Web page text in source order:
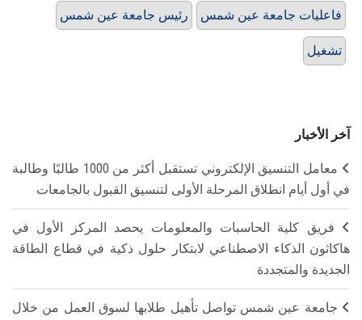
رئيس جامعة عين شمس فاعليات جامعة عين شمس
تشغيل
آخر الأخبار
معامل التنسيق الإلكتروني تستقبل أكثر من 1000 طالبًا وطالبة
في أول أيام انطلاق المرحلة الأولى لتنسيق القبول بالجامعات
فريق كلية الحاسبات والمعلومات يحصد المركز الأول في
هاكاثون الذكاء الاصطناعي لابتكار حلول ذكية في قطاع الطاقة
الجديدة والمتجددة
جامعة عين شمس تواصل تأهيل طلابها لسوق العمل من خلال